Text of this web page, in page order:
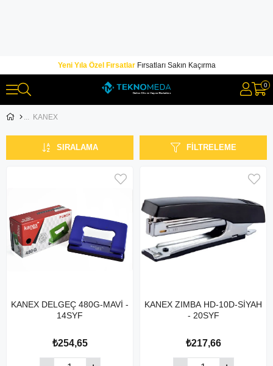
Yeni Yıla Özel FırsatlarFırsatları Sakın Kaçırma
0
KANEX
FILTRELEME
SIRALAMA
KANEX DELGEÇ 480G-MAVİ -
14SYF
₺254,65
KANEX ZIMBA HD-10D-SİYAH
- 20SYF
₺217,66